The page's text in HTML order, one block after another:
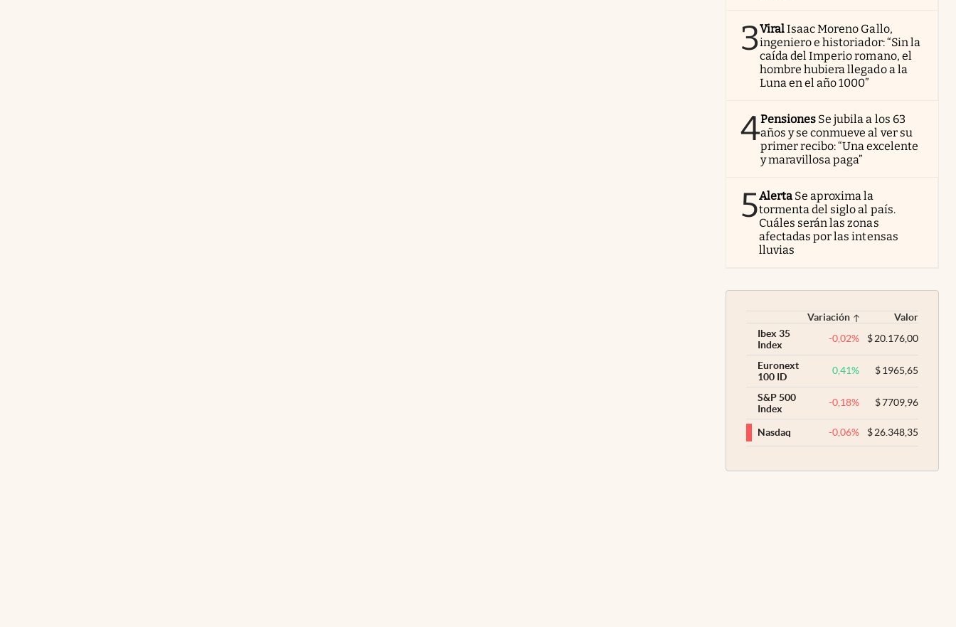
3ViralIsaac Moreno Gallo,
ingeniero e historiador: “Sin la
caída del Imperio romano, el
hombre hubiera llegado a la
Luna en el año 1000”
4Pensiones Se jubila a los 63
años y se conmueve al ver su
primer recibo: “Una excelente
y maravillosa paga”
5Alerta Se aproxima la
tormenta del siglo al país.
Cuáles serán las zonas
afectadas por las intensas
lluvias
Variación
Valor
Ibex 35
Index
-0,02% $20.176,00
Euronext
100 ID
0,41% $1965,65
S&P 500
Index
-0,18% $7709,96
Nasdaq -0,06% $26.348,35